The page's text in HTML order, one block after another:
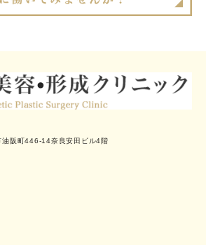
阪町446-14奈良安田ビル4階